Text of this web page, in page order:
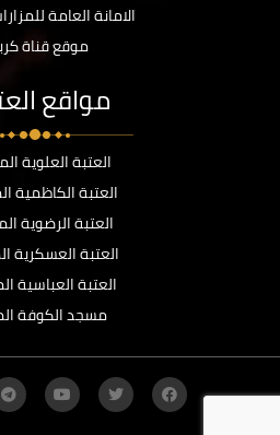
الامانة العامة
موقع قناة
مواقع
العتبة العلوية
العتبة الكاظمية
العتبة الرضوية
العتبة العسكرية
العتبة العباسية
مسجد الكوفة